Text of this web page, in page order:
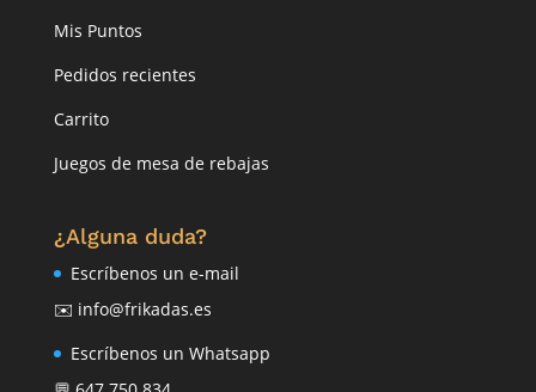
Mis Puntos
Pedidos recientes
Carrito
Juegos de mesa de rebajas
¿Alguna duda?
Escríbenos un e-mail
✉️ info@frikadas.es
Escríbenos un Whatsapp